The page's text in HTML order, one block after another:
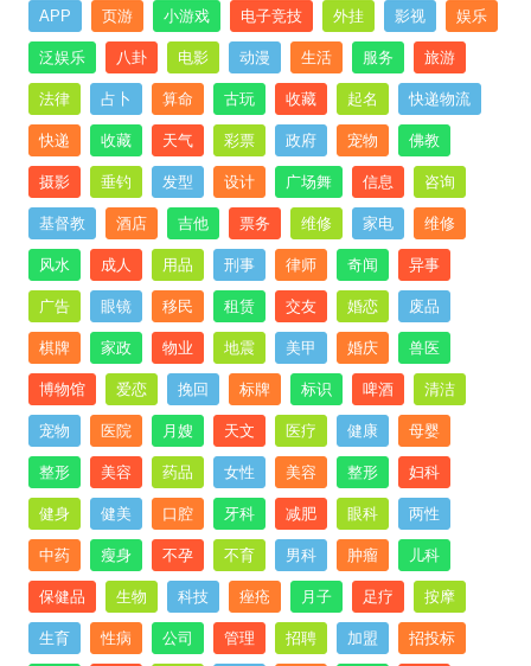
APP 页游 小游戏 电子竞技 外挂 影视 娱乐
泛娱乐 八卦 电影 动漫 生活 服务 旅游
法律 占卜 算命 古玩 收藏 起名 快递物流
快递 收藏 天气 彩票 政府 宠物 佛教
摄影 垂钓 发型 设计 广场舞 信息 咨询
基督教 酒店 吉他 票务 维修 家电 维修
风水 成人 用品 刑事 律师 奇闻 异事
广告 眼镜 移民 租赁 交友 婚恋 废品
棋牌 家政 物业 地震 美甲 婚庆 兽医
博物馆 爱恋 挽回 标牌 标识 啤酒 清洁
宠物 医院 月嫂 天文 医疗 健康 母婴
整形 美容 药品 女性 美容 整形 妇科
健身 健美 口腔 牙科 减肥 眼科 两性
中药 瘦身 不孕 不育 男科 肿瘤 儿科
保健品 生物 科技 痤疮 月子 足疗 按摩
生育 性病 公司 管理 招聘 加盟 招投标